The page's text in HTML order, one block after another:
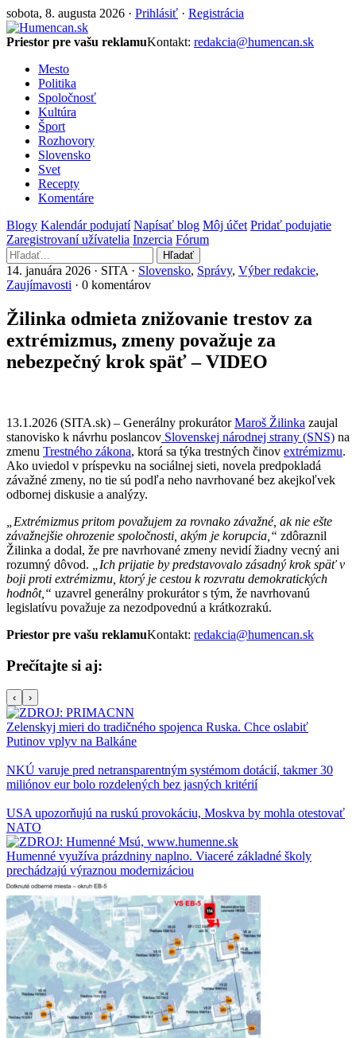
sobota, 8. augusta 2026 · Prihlásiť · Registrácia
Priestor pre vašu reklamuKontakt: redakcia@humencan.sk
Mesto
Politika
Spoločnosť
Kultúra
Šport
Rozhovory
Slovensko
Svet
Recepty
Komentáre
Blogy Kalendár podujatí Napísať blog Môj účet Pridať podujatie
Zaregistrovaní užívatelia Inzercia Fórum
Hľadať
14. januára 2026 · SITA · Slovensko, Správy, Výber redakcie,
Zaujímavosti · 0 komentárov
Žilinka odmieta znižovanie trestov za
extrémizmus, zmeny považuje za
nebezpečný krok späť – VIDEO
13.1.2026 (SITA.sk) – Generálny prokurátorMaroš Žilinka zaujal
stanovisko k návrhu poslancov Slovenskej národnej strany (SNS) na
zmenu Trestného zákona, ktorá sa týka trestných činov extrémizmu.
Ako uviedol v príspevku na sociálnej sieti, novela predpokladá
závažné zmeny, no tie sú podľa neho navrhované bez akejkoľvek
odbornej diskusie a analýzy.
„Extrémizmus pritom považujem za rovnako závažné, ak nie ešte
závažnejšie ohrozenie spoločnosti, akým je korupcia,“ zdôraznil
Žilinka a dodal, že pre navrhované zmeny nevidí žiadny vecný ani
rozumný dôvod. „Ich prijatie by predstavovalo zásadný krok späť v
boji proti extrémizmu, ktorý je cestou k rozvratu demokratických
hodnôt,“ uzavrel generálny prokurátor s tým, že navrhovanú
legislatívu považuje za nezodpovednú a krátkozrakú.
Priestor pre vašu reklamuKontakt: redakcia@humencan.sk
Prečítajte si aj:
‹ ›
Zelenskyj mieri do tradičného spojenca Ruska. Chce oslabiť
Putinov vplyv na Balkáne
NKÚ varuje pred netransparentným systémom dotácií, takmer 30
miliónov eur bolo rozdelených bez jasných kritérií
USA upozorňujú na ruskú provokáciu, Moskva by mohla otestovať
NATO
Humenné využíva prázdniny naplno. Viaceré základné školy
prechádzajú výraznou modernizáciou